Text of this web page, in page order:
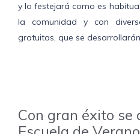
y lo festejará como es
la comunidad y con
gratuitas, que se
Con gran éxito se